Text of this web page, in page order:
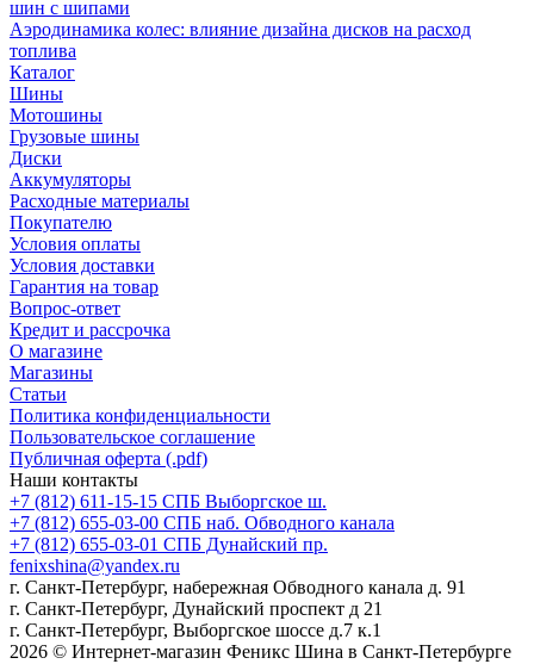
шин с шипами
Аэродинамика колес: влияние дизайна дисков на расход
топлива
Каталог
Шины
Мотошины
Грузовые шины
Диски
Аккумуляторы
Расходные материалы
Покупателю
Условия оплаты
Условия доставки
Гарантия на товар
Вопрос-ответ
Кредит и рассрочка
О магазине
Магазины
Статьи
Политика конфиденциальности
Пользовательское соглашение
Публичная оферта (.pdf)
Наши контакты
+7 (812) 611-15-15 СПБ Выборгское ш.
+7 (812) 655-03-00 СПБ наб. Обводного канала
+7 (812) 655-03-01 СПБ Дунайский пр.
fenixshina@yandex.ru
г. Санкт-Петербург, набережная Обводного канала д. 91
г. Санкт-Петербург, Дунайский проспект д 21
г. Санкт-Петербург, Выборгское шоссе д.7 к.1
2026 © Интернет-магазин Феникс Шина в Санкт-Петербурге